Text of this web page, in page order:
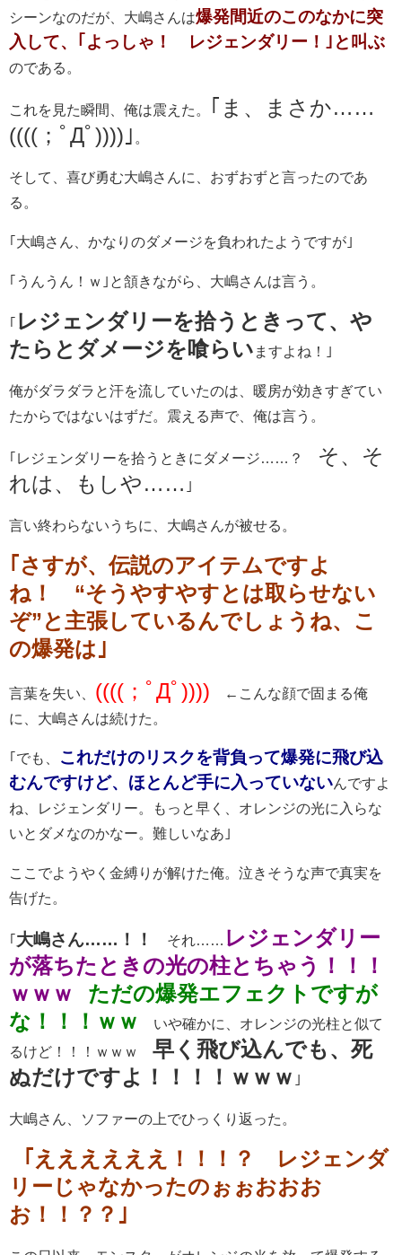
シーンなのだが、大嶋さんは爆発間近のこのなかに突
入して、｢よっしゃ！ レジェンダリー！｣と叫ぶ
のである。
これを見た瞬間、俺は震えた。
｢ま、まさか……
((((；ﾟДﾟ))))｣
そして、喜び勇む大嶋さんに、おずおずと言ったのであ
る。
｢大嶋さん、かなりのダメージを負われたようですが｣
｢うんうん！ｗ｣と頷きながら、大嶋さんは言う。
｢ レジェンダリーを拾うときって、や
たらとダメージを喰らい ますよね！｣
俺がダラダラと汗を流していたのは、暖房が効きすぎてい
たからではないはずだ。震える声で、俺は言う。
｢レジェンダリーを拾うときにダメージ……？
そ、そ
れは、もしや……
｣
言い終わらないうちに、大嶋さんが被せる。
｢さすが、伝説のアイテムですよ
ね！ “そうやすやすとは取らせない
ぞ”と主張しているんでしょうね、こ
の爆発は｣
言葉を失い、 ((((；ﾟДﾟ)))) ←こんな顔で固まる俺
に、大嶋さんは続けた。
｢でも、
これだけのリスクを背負って爆発に飛び込
むんですけど、ほとんど手に入っていないんですよ
ね、レジェンダリー。もっと早く、オレンジの光に入らな
いとダメなのかなー。難しいなあ｣
ここでようやく金縛りが解けた俺。泣きそうな声で真実を
告げた。
｢大嶋さん……！！ それ……
レジェンダリー
が落ちたときの光の柱とちゃう！！！
ｗｗｗ
ただの爆発エフェクトですが
な！！！ｗｗ
いや確かに、オレンジの光柱と似て
るけど！！！ｗｗｗ 早く飛び込んでも、死
ぬだけですよ！！！！ｗｗｗ ｣
大嶋さん、ソファーの上でひっくり返った。
｢ええええええ！！！？ レジェンダ
リーじゃなかったのぉぉおおお
お！！？？｣